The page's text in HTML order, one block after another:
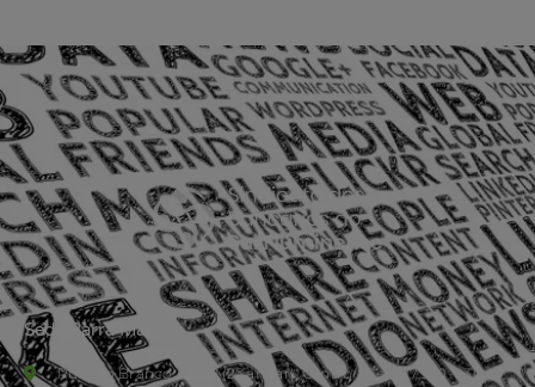
Sede Barra Mansa
Rua Rio Branco, nº107 (2º andar), Centro - Cep: 27.330-030